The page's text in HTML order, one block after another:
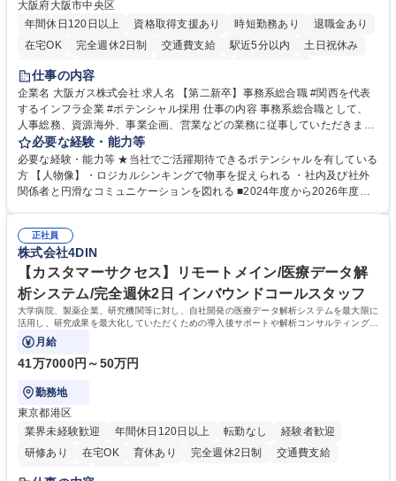
大阪府大阪市中央区
年間休日120日以上
資格取得支援あり 時短勤務あり
退職金あり
在宅OK
完全週休2日制 交通費支給 駅近5分以内
土日祝休み
服装自由
第二新卒歓迎
仕事の内容
企業名 大阪ガス株式会社 求人名 【第二新卒】事務系総合職 #関西を代表
するインフラ企業 #ポテンシャル採用 仕事の内容 事務系総合職として、
人事総務、資源海外、事業企画、営業などの業務に従事していただきま
す。 【業務内容の一例】■所属事業部の勤労業務 ■海外に関係する各種業
務 ■営業部門の企画スタッフ、ルート営業 【キャリアパス】入社後の配属
ポジションで一定期間ご活躍頂いた後、本人の適性及び将来のキャリアを
鑑みてジョブローテーションを行います。 【育成】OJTでの現場育成や研
表するインフラ企業 #ポテンシャル採用
必要な経験・能力等
必要な経験・能力等 ★当社でご活躍期待できるポテンシャルを有している
方 【人物像】・ロジカルシンキングで物事を捉えられる ・社内及び社外
関係者と円滑なコミュニケーションを図れる ■2024年度から2026年度ま
72.html ■エネルギーセキュリティの不安定化や気候変動による自然災害の
甚大化など、これまで以上に社会課題解決の重要性が高まっています。
「未来の日常」の創造に向けて持続可能な社会の実現に貢献してまいりま
す。 学歴・資格 学歴：大学院 大学 語学力： 資格：
正社員
株式会社4DIN
【カスタマーサクセス】リモートメイン/医療データ解
析システム/完全週休2日 インバウンドコールスタッフ
大学病院、製薬企業、研究機関等に対し、自社開発の医療データ解析システムを最大限に
活用し、研究成果を最大化していただくための導入後サポートや解析コンサルティング、
活用アドバイス業務等をお任せします。
月給
41万7000円～50万円
勤務地
東京都港区
業界未経験歓迎
年間休日120日以上 転勤なし
経験者歓迎
研修あり
在宅OK 育休あり 完全週休2日制
交通費支給
駅近5分以内